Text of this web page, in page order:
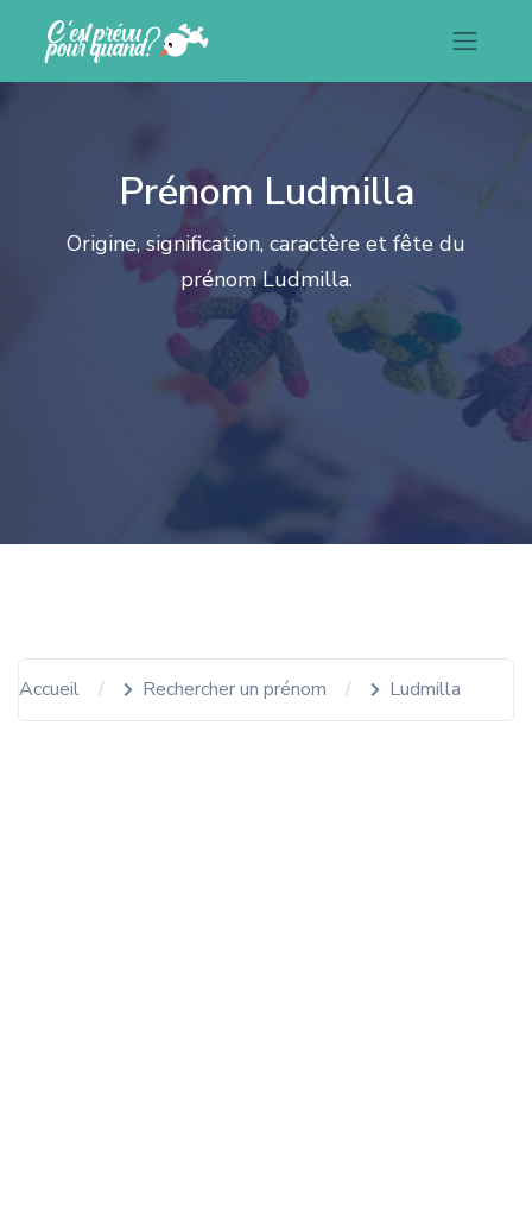
Prénom Ludmilla
Origine, signification, caractère et fête du
prénom Ludmilla.
Accueil Rechercher un prénom Ludmilla